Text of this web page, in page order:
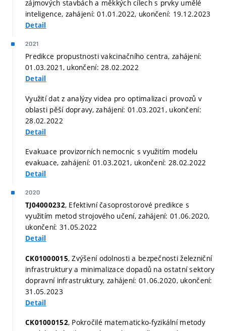
zájmových stavbách a měkkých cílech s prvky umělé
inteligence, zahájení: 01.01.2022, ukončení: 19.12.2023
Detail
2021
Predikce propustnosti vakcinačního centra, zahájení:
01.03.2021, ukončení: 28.02.2022
Detail
Využití dat z analýzy videa pro optimalizaci provozů v
oblasti pěší dopravy, zahájení: 01.03.2021, ukončení:
28.02.2022
Detail
Evakuace provizorních nemocnic s využitím modelu
evakuace, zahájení: 01.03.2021, ukončení: 28.02.2022
Detail
2020
TJ04000232, Efektivní časoprostorové predikce s
využitím metod strojového učení, zahájení: 01.06.2020,
ukončení: 31.05.2022
Detail
CK01000015, Zvýšení odolnosti a bezpečnosti železniční
infrastruktury a minimalizace dopadů na ostatní sektory
dopravní infrastruktury, zahájení: 01.06.2020, ukončení:
31.05.2023
Detail
CK01000152, Pokročilé matematicko-fyzikální metody